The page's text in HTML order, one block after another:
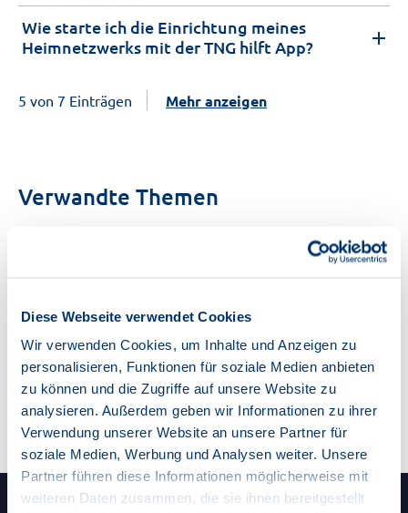
Diese Webseite verwendet Cookies
Wir verwenden Cookies, um Inhalte und Anzeigen zu
personalisieren, Funktionen für soziale Medien anbieten
zu können und die Zugriffe auf unsere Website zu
analysieren. Außerdem geben wir Informationen zu ihrer
Verwendung unserer Website an unsere Partner für
soziale Medien, Werbung und Analysen weiter. Unsere
Partner führen diese Informationen möglicherweise mit
weiteren Daten zusammen, die sie ihnen bereitgestellt
Wie starte ich die Einrichtung meines
Heimnetzwerks mit der TNG hilft App?
5 von 7 Einträgen Mehr anzeigen
Verwandte Themen
Glasfaser Erstinbetriebnahme
wifi WLAN